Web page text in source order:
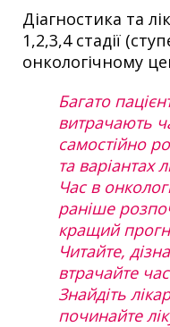
Діагностика та
1,2,3,4 стадії
онкологічному
Багато
витрачають
самостійно
та варіантах
Час в
раніше
кращий
Читайте,
втрачайте
Знайдіть
починайте